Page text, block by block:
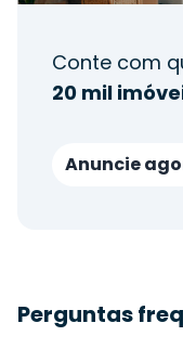
Conte com
20 mil
Anuncie
Perguntas